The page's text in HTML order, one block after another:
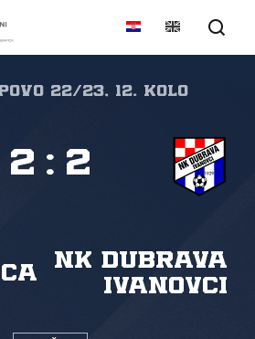
22/23, 12. kolo
NK Dubrava
Ivanovci
2 : 2